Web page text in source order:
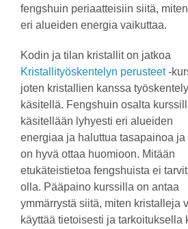
fengshuin periaatteisiin siitä,
eri alueiden energia vaikuttaa.
Kodin ja tilan kristallit on jatkoa
Kristallityöskentelyn perusteet-
joten kristallien kanssa
käsitellä. Fengshuin osalta
käsitellään lyhyesti eri alueiden
energiaa ja haluttua tasapainoa ja
on hyvä ottaa huomioon. Mitään
etukäteistietoa fengshuista ei
olla. Pääpaino kurssilla on antaa
ymmärrystä siitä, miten kristalleja
käyttää tietoisesti ja tarkoituksella